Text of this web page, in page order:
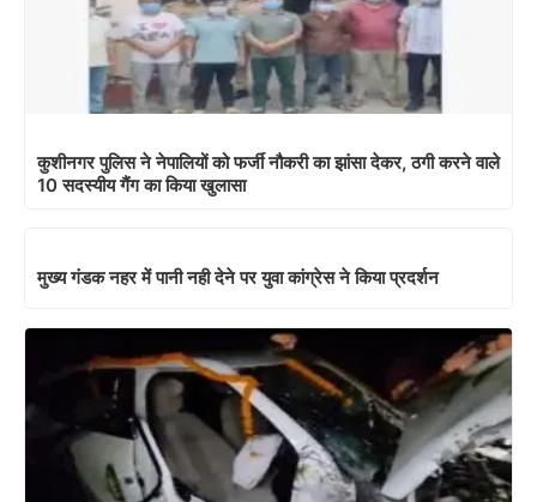
कुशीनगर पुलिस ने नेपालियों को फर्जी नौकरी का झांसा देकर, ठगी करने वाले
10 सदस्यीय गैंग का किया खुलासा
मुख्य गंडक नहर में पानी नही देने पर युवा कांग्रेस ने किया प्रदर्शन